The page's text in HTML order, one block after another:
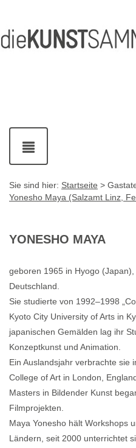
[1]
[2]
Links
[3]
mit
Kontaktdaten
Navigation
ein-
und
Sie sind hier: Startseite >
Yonesho Maya (Salzamt Linz,
YONESHO MAYA
geboren 1965 in Hyogo
Deutschland.
Sie studierte von 1992–1998
Kyoto City University of Arts in
japanischen Gemälden lag ihr
Konzeptkunst und Animation.
Ein Auslandsjahr verbrachte sie
College of Art in London,
Masters in Bildender Kunst
Filmprojekten.
Maya Yonesho hält Workshops
Ländern, seit 2000 unterrichtet